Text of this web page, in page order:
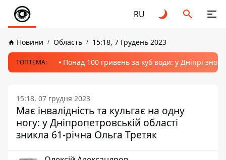
RU
Новини Область 15:18, 7 Грудень 2023
ТОПТЕМА: Понад 100 гривень за куб води: у Дніпрі
15:18, 07 грудня 2023
Має інвалідність та кульгає на одну
ногу: у Дніпропетровській області
зникла 61-річна Ольга Третяк